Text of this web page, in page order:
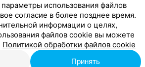
использования файлов
согласие в более позднее время.
информации о целях,
файлов cookie вы можете
Политикой обработки файлов cookie
Принять